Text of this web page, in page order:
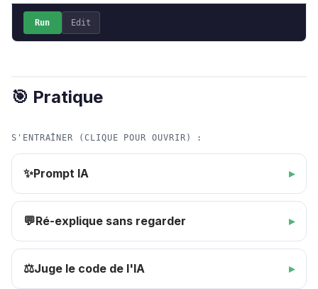
Run Edit
🎯 Pratique
S'ENTRAÎNER (CLIQUE POUR OUVRIR) :
✨Prompt IA
💬Ré-explique sans regarder
⚖️Juge le code de l'IA